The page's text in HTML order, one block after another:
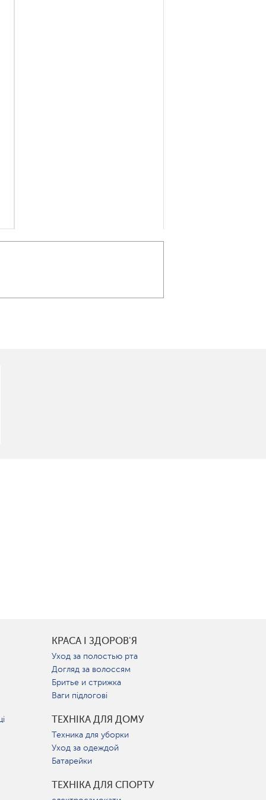
КРАСА І ЗДОРОВ'Я
Уход за полостью рта
Догляд за волоссям
Бритье и стрижка
Ваги підлогові
ТЕХНІКА ДЛЯ ДОМУ
Техника для уборки
Уход за одеждой
Батарейки
ТЕХНІКА ДЛЯ СПОРТУ